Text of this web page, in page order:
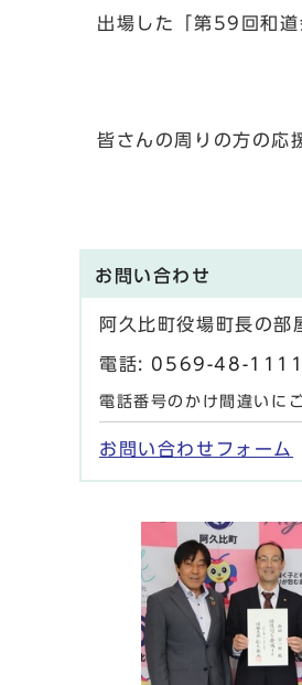
出場した「第59回和道
皆さんの周りの方の応
お問い合わせ
阿久比町役場町長の部
電話: 0569-48-1111
電話番号のかけ間違いに
お問い合わせフォーム